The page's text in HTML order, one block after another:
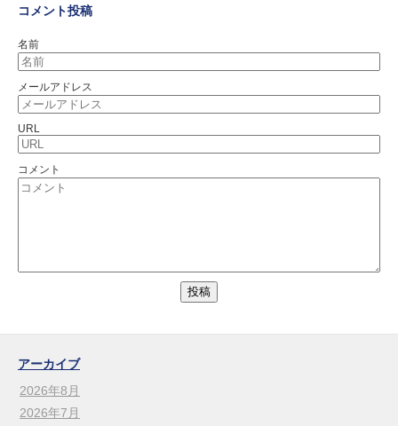
コメント投稿
名前
メールアドレス
URL
コメント
アーカイブ
2026年8月
2026年7月